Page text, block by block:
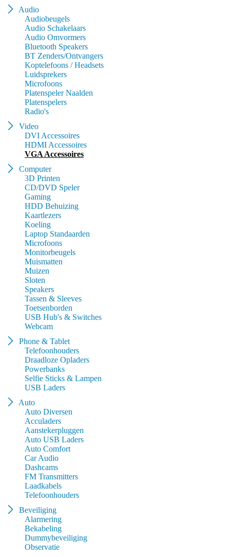
Audio
Audiobeugels
Audio Schakelaars
Audio Omvormers
Bluetooth Speakers
BT Zenders/Ontvangers
Koptelefoons / Headsets
Luidsprekers
Microfoons
Platenspeler Naalden
Platenspelers
Radio's
Video
DVI Accessoires
HDMI Accessoires
VGA Accessoires
Computer
3D Printen
CD/DVD Speler
Gaming
HDD Behuizing
Kaartlezers
Koeling
Laptop Standaarden
Microfoons
Monitorbeugels
Muismatten
Muizen
Sloten
Speakers
Tassen & Sleeves
Toetsenborden
USB Hub's & Switches
Webcam
Phone & Tablet
Telefoonhouders
Draadloze Opladers
Powerbanks
Selfie Sticks & Lampen
USB Laders
Auto
Auto Diversen
Acculaders
Aanstekerpluggen
Auto USB Laders
Auto Comfort
Car Audio
Dashcams
FM Transmitters
Laadkabels
Telefoonhouders
Beveiliging
Alarmering
Bekabeling
Dummybeveiliging
Observatie